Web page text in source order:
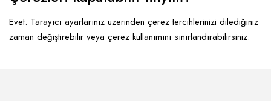
Evet. Tarayıcı ayarlarınız üzerinden çerez tercihlerinizi dilediğiniz
zaman değiştirebilir veya çerez kullanımını sınırlandırabilirsiniz.